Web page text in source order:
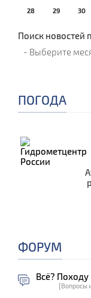
28 29 30
Поиск новостей
ПОГОДА
ФОРУМ
Всё?
[Вопросы